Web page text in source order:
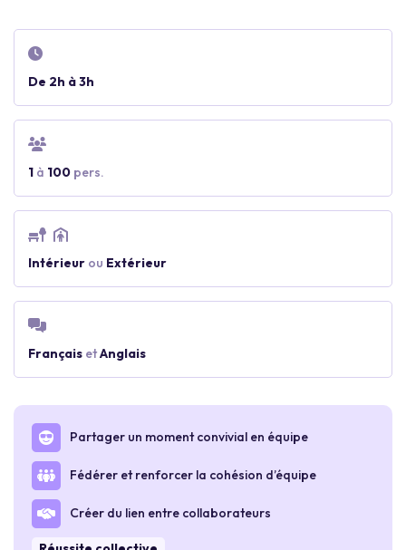
De 2h à 3h
1 à 100 pers.
Intérieur ou Extérieur
Français etAnglais
Partager un moment convivial en équipe
Fédérer et renforcer la cohésion d’équipe
Créer du lien entre collaborateurs